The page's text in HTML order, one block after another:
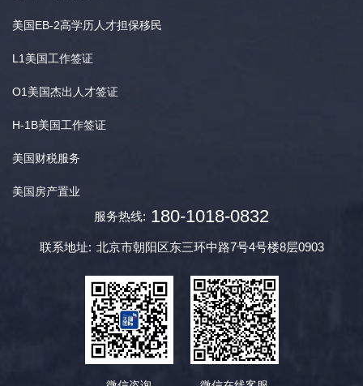
美国EB-2高学历人才担保移民
L1美国工作签证
O1美国杰出人才签证
H-1B美国工作签证
美国财税服务
美国房产置业
服务热线: 180-1018-0832
联系地址: 北京市朝阳区东三环中路7号4号楼8层0903